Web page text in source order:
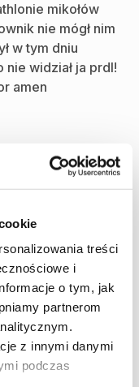
treści
i
o tym, jak
partnerom
z innymi danymi
podczas
mikołów
nie mógł nim
w tym dniu
widział ja prdl!
amen
zarówno